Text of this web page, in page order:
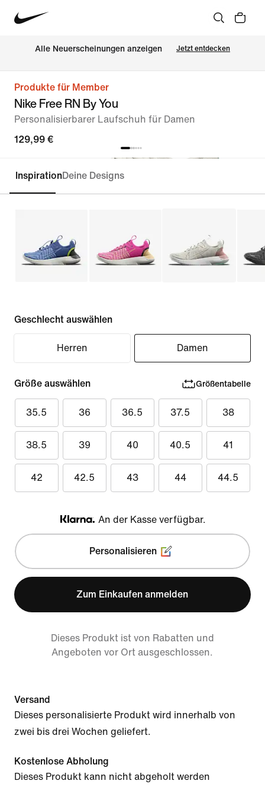
Alle Neuerscheinungen anzeigen Jetzt entdecken
Produkte für Member
Nike Free RN By You
Personalisierbarer Laufschuh für Damen
129,99 €
Personalisieren
InspirationDeine Designs
Geschlecht auswählen
Herren Damen
Größe auswählen Größentabelle
35.5 36 36.5 37.5 38
38.5 39 40 40.5 41
42 42.5 43 44 44.5
Klarna
An der Kasse verfügbar.
Personalisieren
Zum Einkaufen anmelden
Dieses Produkt ist von Rabatten und
Angeboten vor Ort ausgeschlossen.
Versand
Dieses personalisierte Produkt wird innerhalb von
zwei bis drei Wochen geliefert.
Kostenlose Abholung
Dieses Produkt kann nicht abgeholt werden